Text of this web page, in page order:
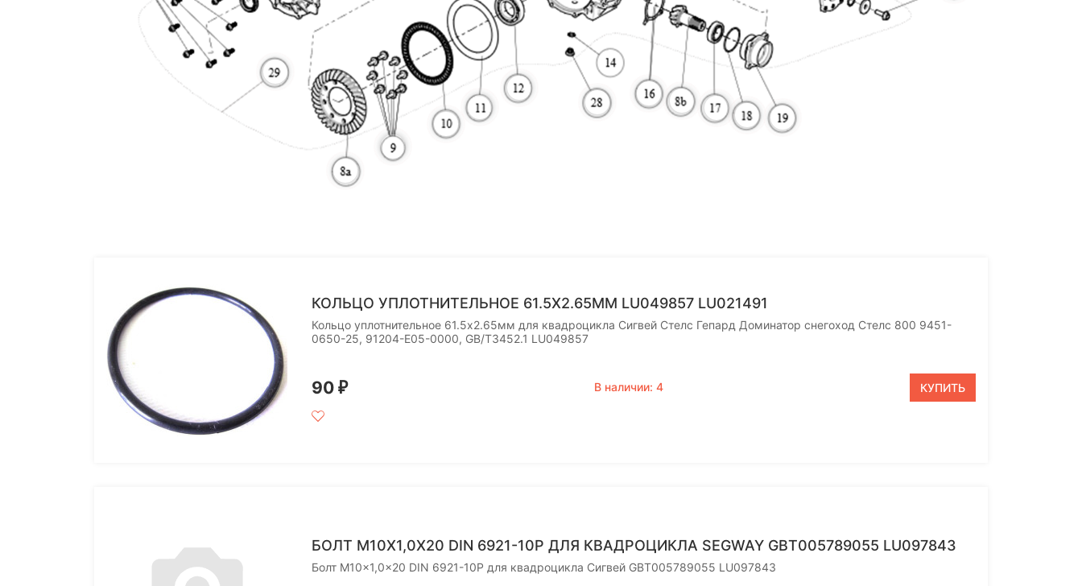
More
More
More
More
More
More
More
More
More More
More
More
КОЛЬЦО УПЛОТНИТЕЛЬНОЕ 61.5X2.65ММ LU049857 LU021491
Кольцо уплотнительное 61.5x2.65мм для квадроцикла Сигвей Стелс Гепард Доминатор снегоход Стелс 800 9451-
0650-25, 91204-E05-0000, GB/T3452.1 LU049857
90 ₽ В наличии: 4 КУПИТЬ
БОЛТ M10X1,0X20 DIN 6921-10P ДЛЯ КВАДРОЦИКЛА SEGWAY GBT005789055 LU097843
Болт M10x1,0x20 DIN 6921-10P для квадроцикла Сигвей GBT005789055 LU097843